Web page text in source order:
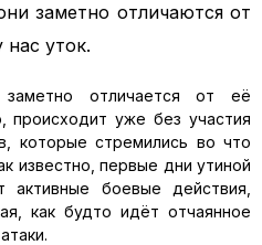
заметно отличаются от
уток.
отличается от её
происходит уже без участия
которые стремились во что
известно, первые дни утиной
боевые действия,
как будто идёт отчаянное